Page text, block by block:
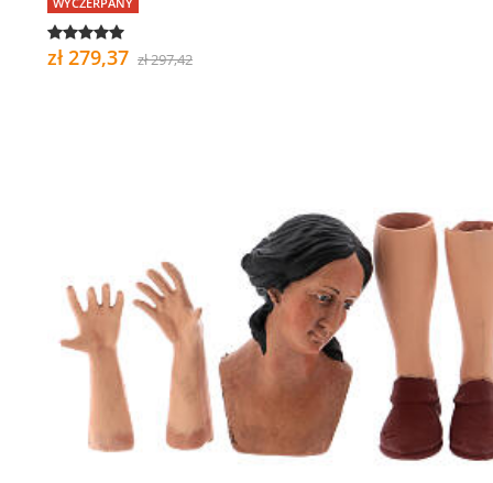
zł 279,37 zł 297,42